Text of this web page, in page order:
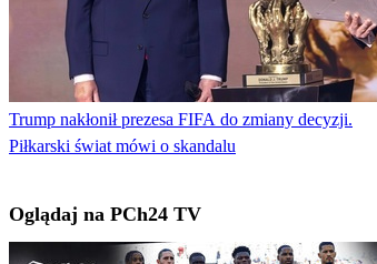
Trump nakłonił prezesa FIFA do zmiany decyzji.
Piłkarski świat mówi o skandalu
Oglądaj na PCh24 TV